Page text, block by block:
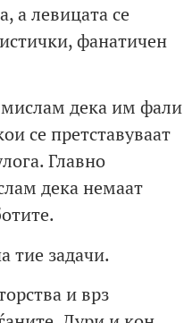
а левицата се
фанатичен
дека им фали
се претставуваат
Главно
дека немаат
тие задачи.
и врз